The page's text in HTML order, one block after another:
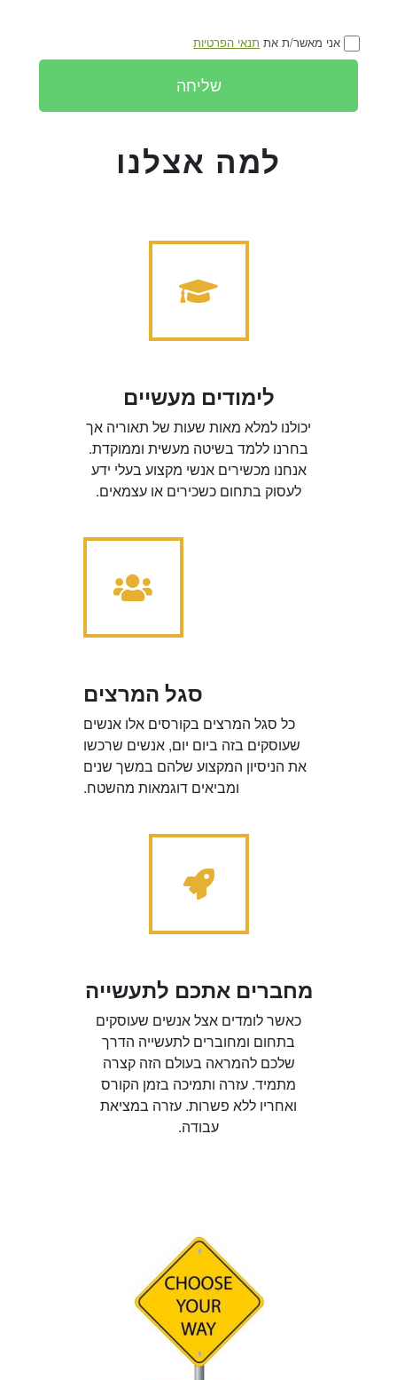
אני מאשר/ת את תנאי הפרטיות
שליחה
למה אצלנו
לימודים מעשיים
יכולנו למלא מאות שעות של תאוריה אך
בחרנו ללמד בשיטה מעשית וממוקדת.
אנחנו מכשירים אנשי מקצוע בעלי ידע
לעסוק בתחום כשכירים או עצמאים.
סגל המרצים
כל סגל המרצים בקורסים אלו אנשים
שעוסקים בזה ביום יום, אנשים שרכשו
את הניסיון המקצוע שלהם במשך שנים
ומביאים דוגמאות מהשטח.
מחברים אתכם לתעשייה
כאשר לומדים אצל אנשים שעוסקים
בתחום ומחוברים לתעשייה הדרך
שלכם להמראה בעולם הזה קצרה
מתמיד. עזרה ותמיכה בזמן הקורס
ואחריו ללא פשרות. עזרה במציאת
עבודה.